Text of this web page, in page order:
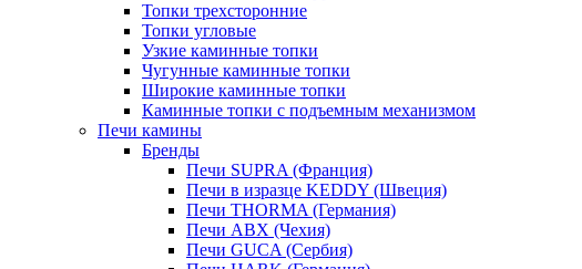
Топки трехсторонние
Топки угловые
Узкие каминные топки
Чугунные каминные топки
Широкие каминные топки
Каминные топки с подъемным механизмом
Печи камины
Бренды
Печи SUPRA (Франция)
Печи в изразце KEDDY (Швеция)
Печи THORMA (Германия)
Печи ABX (Чехия)
Печи GUCA (Сербия)